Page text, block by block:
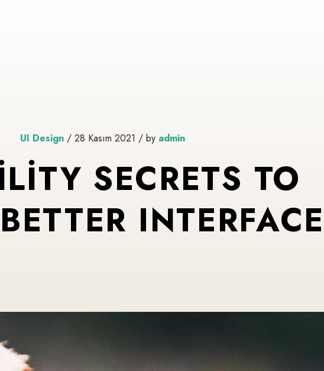
UI Design/ 28 Kasım 2021 / by admin
SECRETS TO